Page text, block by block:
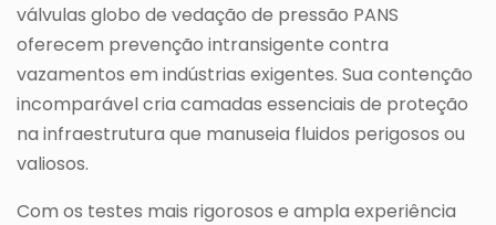
válvulas globo de vedação de pressão PANS
oferecem prevenção intransigente contra
vazamentos em indústrias exigentes. Sua contenção
incomparável cria camadas essenciais de proteção
na infraestrutura que manuseia fluidos perigosos ou
valiosos.
Com os testes mais rigorosos e ampla experiência